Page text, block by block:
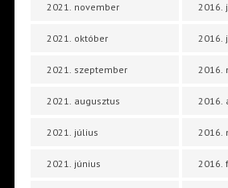
2021. november
2021. október
2021. szeptember
2021. augusztus
2021. július
2021. június
2016.
2016.
2016.
2016.
2016.
2016.